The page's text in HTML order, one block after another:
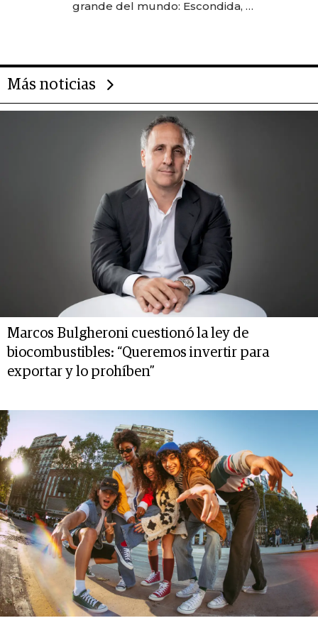
grande del mundo: Escondida, el
Más noticias
Marcos Bulgheroni cuestionó la ley de
biocombustibles: “Queremos invertir para
exportar y lo prohíben”